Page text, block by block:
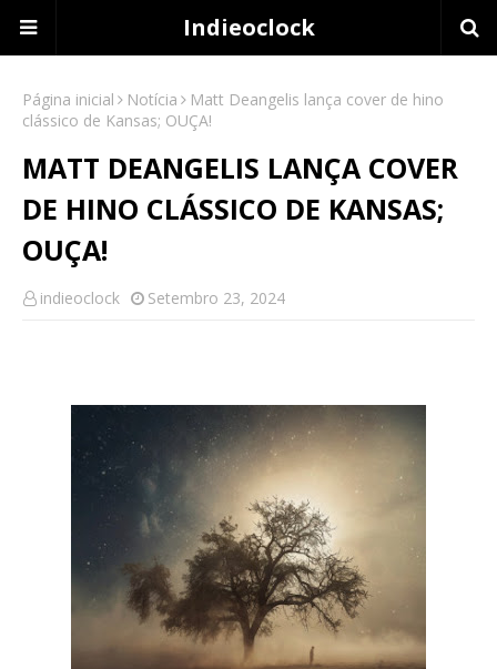
Indieoclock
Página inicial Notícia
Matt Deangelis lança cover de hino
clássico de Kansas; OUÇA!
MATT DEANGELIS LANÇA COVER
DE HINO CLÁSSICO DE KANSAS;
OUÇA!
indieoclock Setembro 23, 2024